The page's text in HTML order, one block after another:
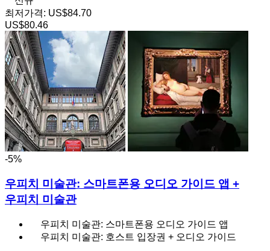
최저가격: US$84.70
US$80.46
-5%
우피치 미술관: 스마트폰용 오디오 가이드 앱 +
우피치 미술관
우피치 미술관: 스마트폰용 오디오 가이드 앱
우피치 미술관: 호스트 입장권 + 오디오 가이드